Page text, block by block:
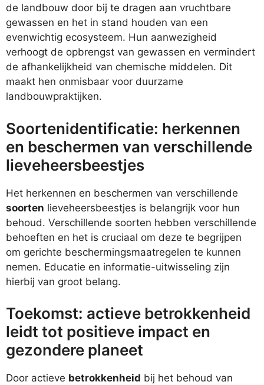
de landbouw door bij te dragen aan vruchtbare
gewassen en het in stand houden van een
evenwichtig ecosysteem. Hun aanwezigheid
verhoogt de opbrengst van gewassen en vermindert
de afhankelijkheid van chemische middelen. Dit
maakt hen onmisbaar voor duurzame
landbouwpraktijken.
Soortenidentificatie: herkennen
en beschermen van verschillende
lieveheersbeestjes
Het herkennen en beschermen van verschillende
soorten lieveheersbeestjes is belangrijk voor hun
behoud. Verschillende soorten hebben verschillende
behoeften en het is cruciaal om deze te begrijpen
om gerichte beschermingsmaatregelen te kunnen
nemen. Educatie en informatie-uitwisseling zijn
hierbij van groot belang.
Toekomst: actieve betrokkenheid
leidt tot positieve impact en
gezondere planeet
Door actieve betrokkenheid bij het behoud van